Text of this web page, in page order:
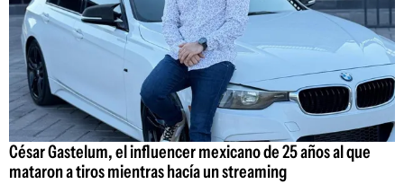
César Gastelum, el influencer mexicano de 25 años al que
mataron a tiros mientras hacía un streaming